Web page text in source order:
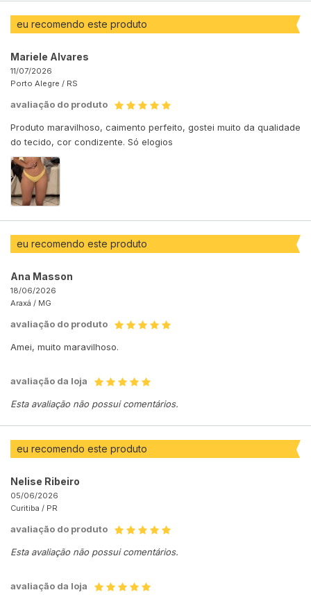
eu recomendo este produto
Mariele Alvares
11/07/2026
Porto Alegre / RS
avaliação do produto
Produto maravilhoso, caimento perfeito, gostei muito da qualidade
do tecido, cor condizente. Só elogios
eu recomendo este produto
Ana Masson
18/06/2026
Araxá / MG
avaliação do produto
Amei, muito maravilhoso.
avaliação da loja
Esta avaliação não possui comentários.
eu recomendo este produto
Nelise Ribeiro
05/06/2026
Curitiba / PR
avaliação do produto
Esta avaliação não possui comentários.
avaliação da loja